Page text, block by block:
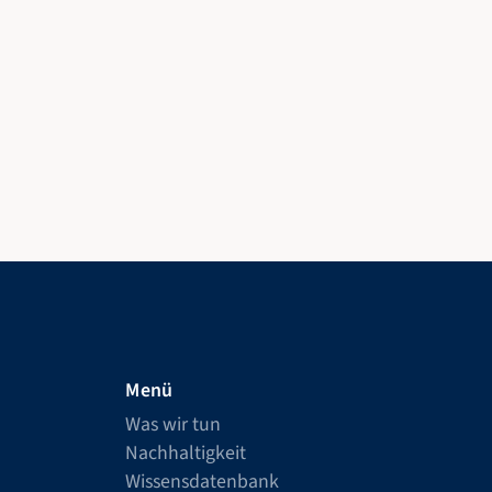
Menü
Was wir tun
Nachhaltigkeit
Wissensdatenbank